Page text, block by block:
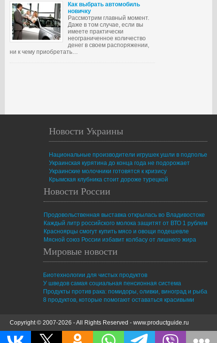
Как выбрать автомобиль
новичку
Рассмотрим главный момент.
Даже в том случае, если вы
имеете практически
неограниченное количество
денег в своем распоряжении,
ни к чему приобретать…
Новости Украины
Национальные производители игрушек ушли в подполье
Украинская курятина до конца года не подорожает
Украинские молочники готовятся к кризису
Крымская клубника стоит дороже турецкой
Новости России
Продовольственная выставка открылась во Владивостоке
Каждый литр российского молока защитят от ВТО 1 рублем
Красноярцы смогут купить мясо и овощи подешевле
Мясной союз России избавит колбасу от лишнего жира
Мировые новости
Биотехнологии для чистых продуктов
У шведов самая социальная пенсионная система
Продукты против рака: помидоры, оливки, виноград и рыба
8 продуктов, которые помогают оставаться красивыми
Copyright © 2007-2026 - All Rights Reserved - www.productguide.ru